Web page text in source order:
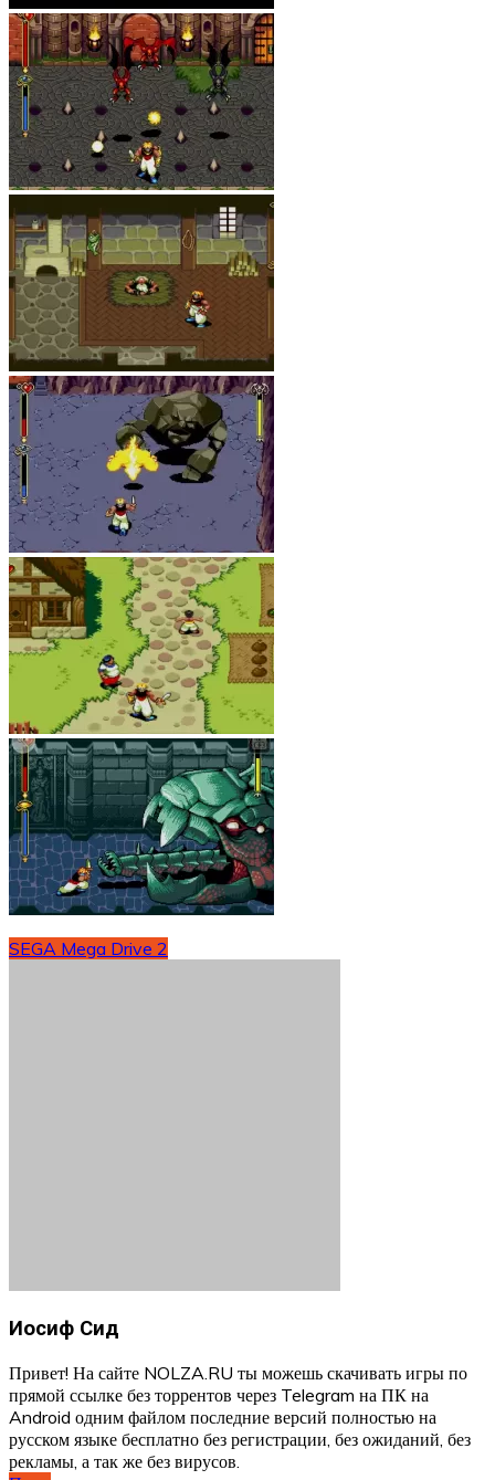
SEGA Mega Drive 2
Иосиф Сид
Привет! На сайте NOLZA.RU ты можешь скачивать игры по
прямой ссылке без торрентов через Telegram на ПК на
Android одним файлом последние версий полностью на
русском языке бесплатно без регистрации, без ожиданий, без
рекламы, а так же без вирусов.